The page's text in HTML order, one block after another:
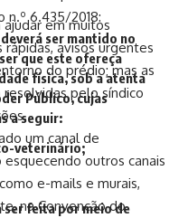
em muitos
avisos urgentes
do prédio; mas as
pelo síndico
um canal de
outros canais
e-mails e murais,
na Convenção do
n.º 6.435/2018:
ser mantido no
que este ofereça
física, sob a atenta
Público, cujas
a seguir:
veterinário;
ser feita por meio de